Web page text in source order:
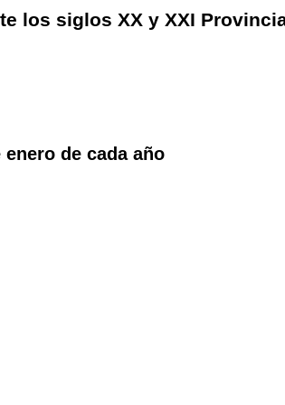
los siglos XX y XXI
de cada año